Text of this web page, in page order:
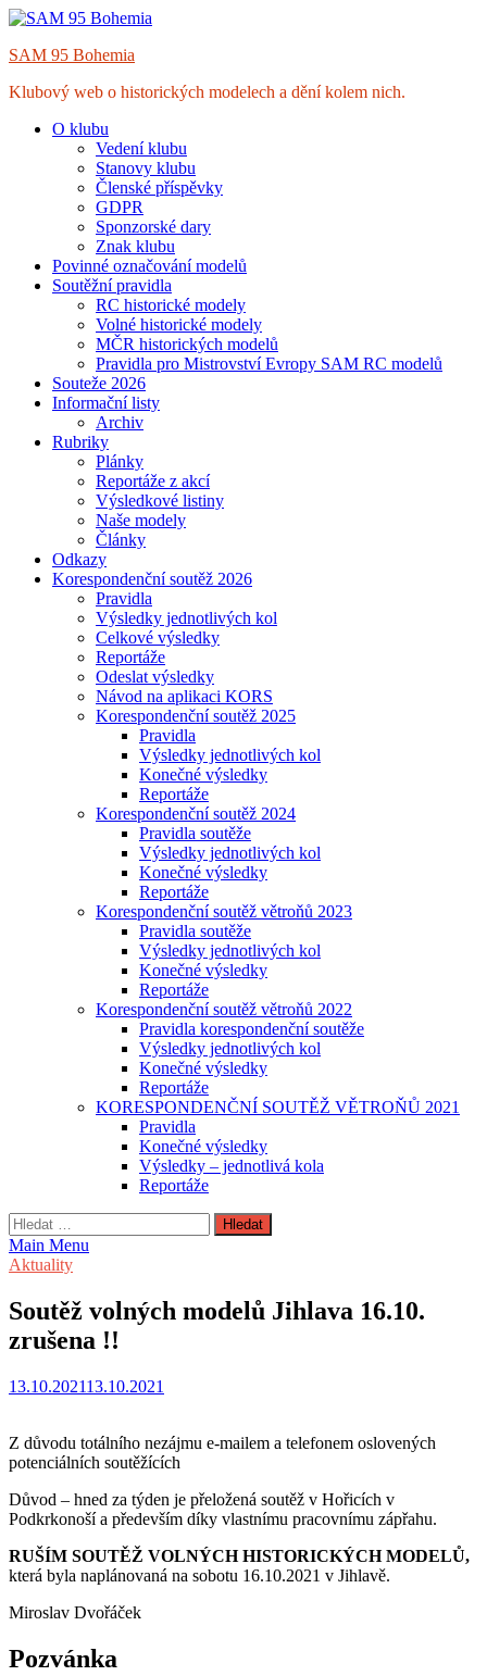
Skip
content
SAM 95 Bohemia
Klubový web o historických modelech a dění kolem nich.
O klubu
Vedení klubu
Stanovy klubu
Členské příspěvky
GDPR
Sponzorské dary
Znak klubu
Povinné označování modelů
Soutěžní pravidla
RC historické modely
Volné historické modely
MČR historických modelů
Pravidla pro Mistrovství Evropy SAM RC modelů
Souteže 2026
Informační listy
Archiv
Rubriky
Plánky
Reportáže z akcí
Výsledkové listiny
Naše modely
Články
Odkazy
Korespondenční soutěž 2026
Pravidla
Výsledky jednotlivých kol
Celkové výsledky
Reportáže
Odeslat výsledky
Návod na aplikaci KORS
Korespondenční soutěž 2025
Pravidla
Výsledky jednotlivých kol
Konečné výsledky
Reportáže
Korespondenční soutěž 2024
Pravidla soutěže
Výsledky jednotlivých kol
Konečné výsledky
Reportáže
Korespondenční soutěž větroňů 2023
Pravidla soutěže
Výsledky jednotlivých kol
Konečné výsledky
Reportáže
Korespondenční soutěž větroňů 2022
Pravidla korespondenční soutěže
Výsledky jednotlivých kol
Konečné výsledky
Reportáže
KORESPONDENČNÍ SOUTĚŽ VĚTROŇŮ 2021
Pravidla
Konečné výsledky
Výsledky – jednotlivá kola
Reportáže
Vyhledávání
Main Menu
Aktuality
Soutěž volných modelů Jihlava 16.10.
zrušena !!
13.10.202113.10.2021
Z důvodu totálního nezájmu e-mailem a telefonem oslovených
potenciálních soutěžících
Důvod – hned za týden je přeložená soutěž v Hořicích v
Podkrkonoší a především díky vlastnímu pracovnímu zápřahu.
RUŠÍM SOUTĚŽ VOLNÝCH HISTORICKÝCH MODELŮ,
která byla naplánovaná na sobotu 16.10.2021 v Jihlavě.
Miroslav Dvořáček
Pozvánka